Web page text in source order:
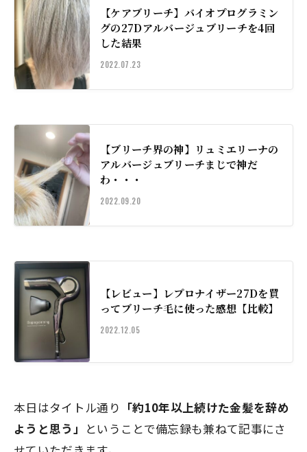
【ケアブリーチ】バイオプログラミン
グの27Dアルバージュブリーチを4回
した結果
2022.07.23
【ブリーチ界の神】リュミエリーナの
アルバージュブリーチまじで神だ
わ・・・
2022.09.20
【レビュー】レプロナイザー27Dを買
ってブリーチ毛に使った感想【比較】
2022.12.05
本日はタイトル通り 「約10年以上続けた金髪を辞め
ようと思う」 ということで備忘録も兼ねて記事にさ